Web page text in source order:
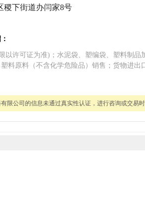
稷下街道办闫家8号
以许可证为准)；水泥袋、塑编袋、塑料制品
料原料（不含化学危险品）销售；货物进出
限公司的信息未通过真实性认证，进行咨询或交易